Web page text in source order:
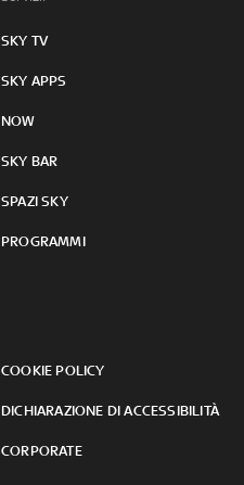
SKY TV
SKY APPS
NOW
SKY BAR
SPAZI SKY
PROGRAMMI
COOKIE POLICY
DICHIARAZIONE DI ACCESSIBILITÀ
CORPORATE